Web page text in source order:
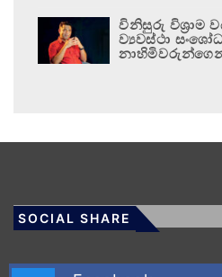
විනිසුරු විශ්‍රාම
ව්‍යවස්ථා
SOCIAL SHARE